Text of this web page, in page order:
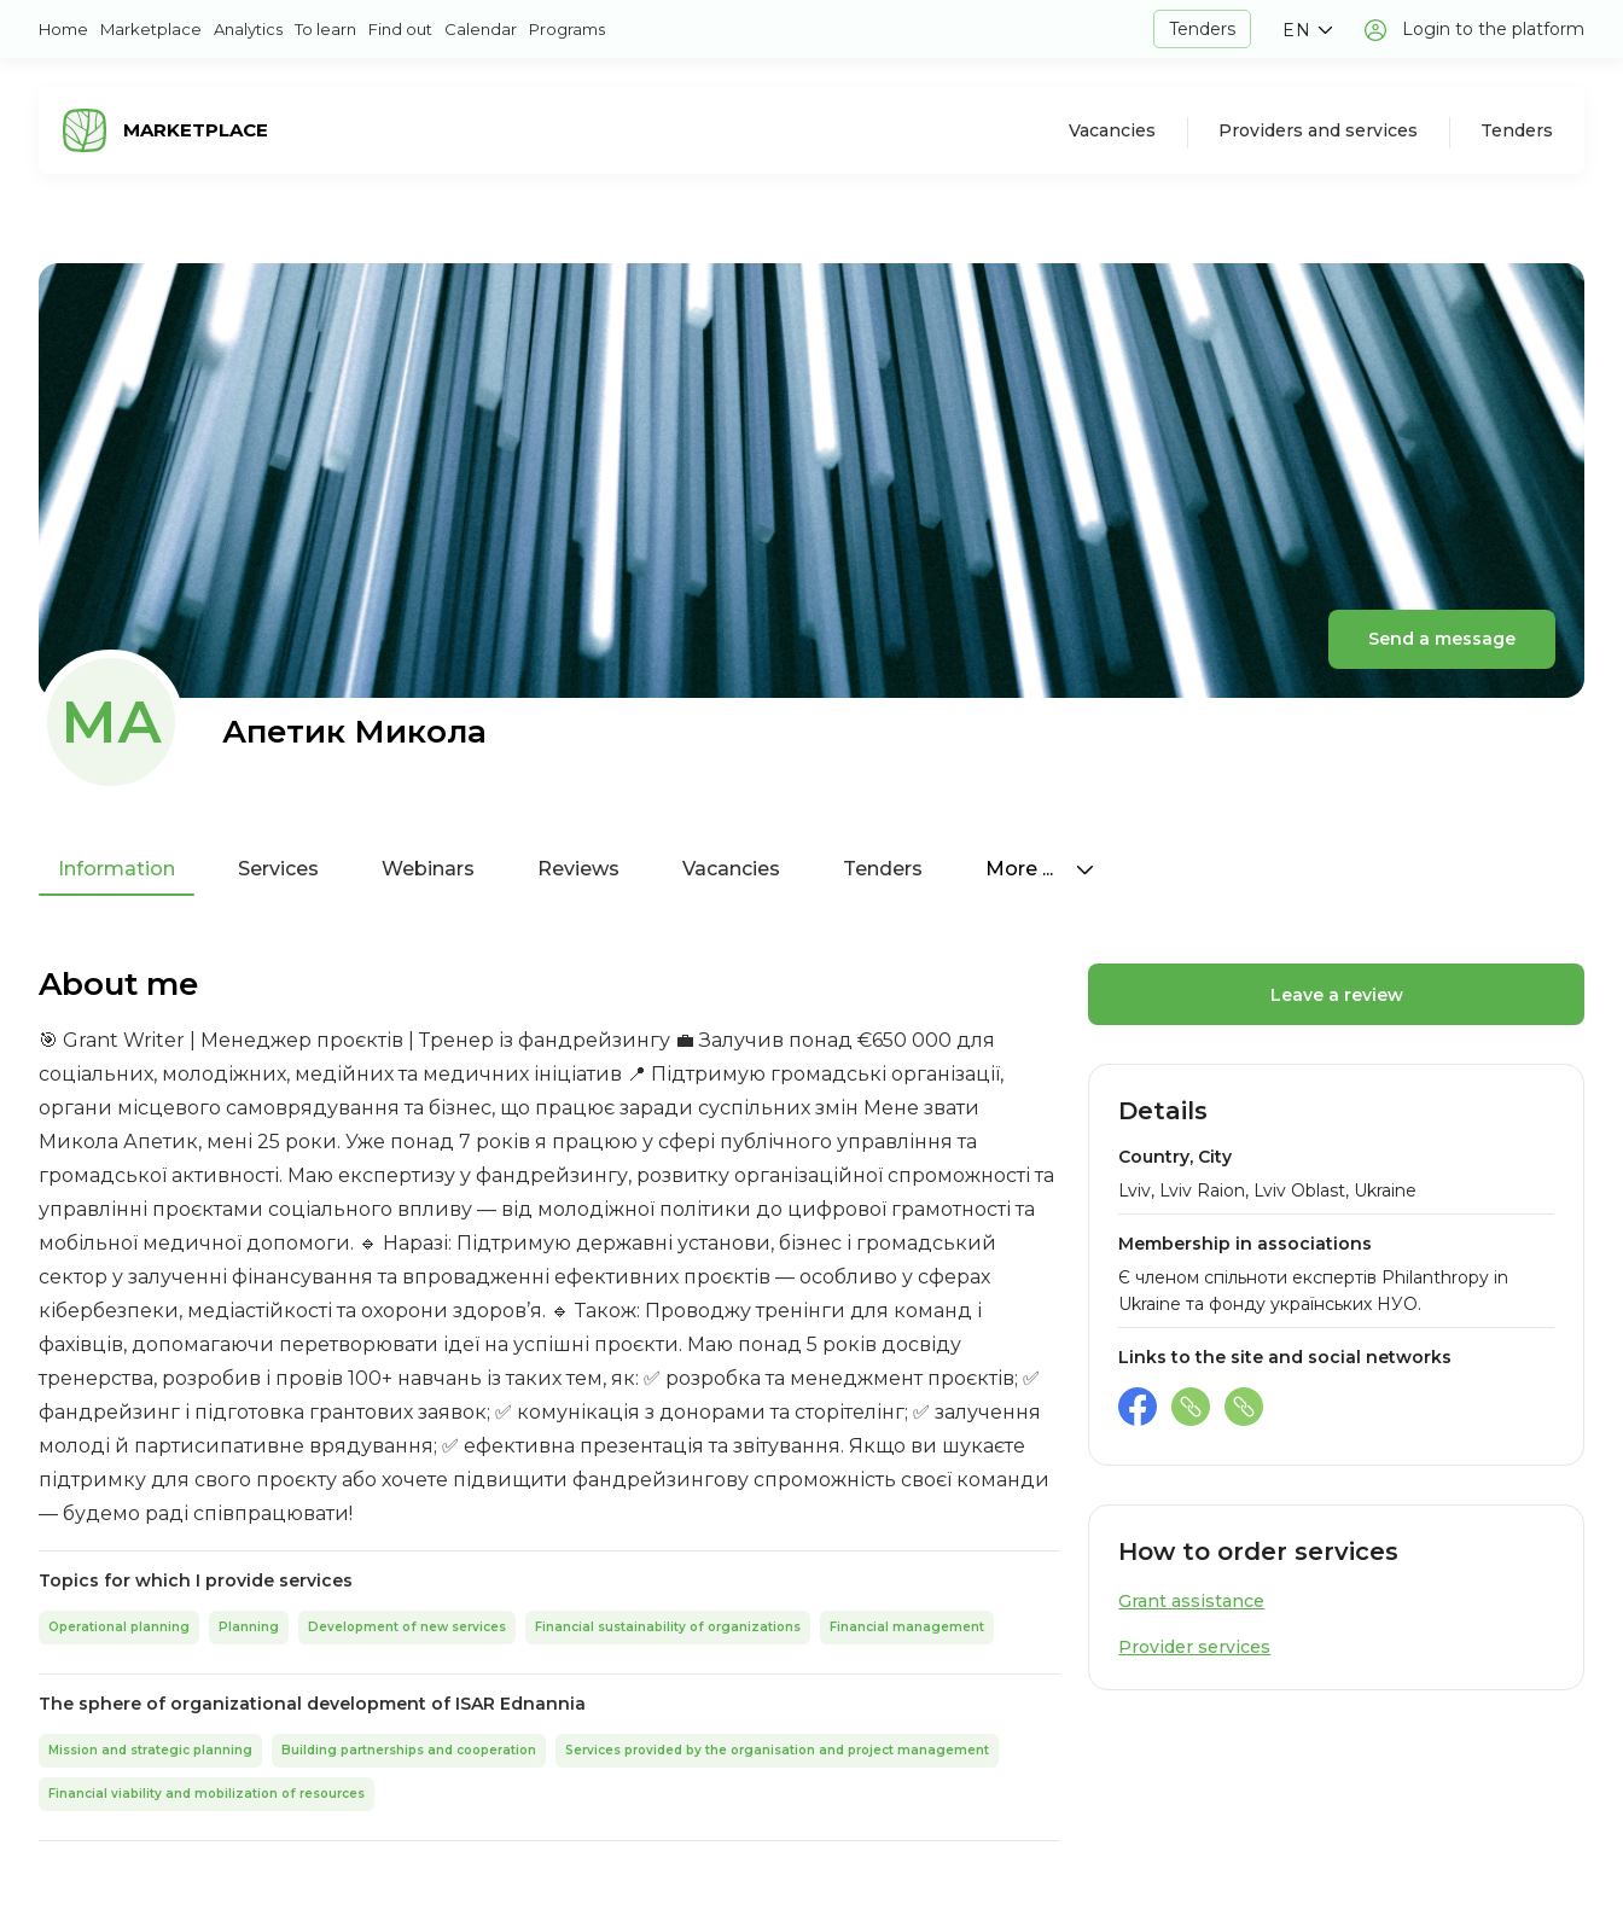
Home Marketplace Analytics To learn Find out Calendar Programs Tenders EN Login to the platform
MARKETPLACE Vacancies Providers and services Tenders
Send a message
МА Апетик Микола
Information Services Webinars Reviews Vacancies Tenders More ...
About me
🎯 Grant Writer | Менеджер проєктів | Тренер із фандрейзингу 💼 Залучив понад €650 000 для
соціальних, молодіжних, медійних та медичних ініціатив 📍 Підтримую громадські організації,
органи місцевого самоврядування та бізнес, що працює заради суспільних змін Мене звати
Микола Апетик, мені 25 роки. Уже понад 7 років я працюю у сфері публічного управління та
громадської активності. Маю експертизу у фандрейзингу, розвитку організаційної спроможності та
управлінні проєктами соціального впливу — від молодіжної політики до цифрової грамотності та
мобільної медичної допомоги. 🔹 Наразі: Підтримую державні установи, бізнес і громадський
сектор у залученні фінансування та впровадженні ефективних проєктів — особливо у сферах
кібербезпеки, медіастійкості та охорони здоров’я. 🔹 Також: Проводжу тренінги для команд і
фахівців, допомагаючи перетворювати ідеї на успішні проєкти. Маю понад 5 років досвіду
тренерства, розробив і провів 100+ навчань із таких тем, як: ✅ розробка та менеджмент проєктів; ✅
фандрейзинг і підготовка грантових заявок; ✅ комунікація з донорами та сторітелінг; ✅ залучення
молоді й партисипативне врядування; ✅ ефективна презентація та звітування. Якщо ви шукаєте
підтримку для свого проєкту або хочете підвищити фандрейзингову спроможність своєї команди
— будемо раді співпрацювати!
Topics for which I provide services
Operational planning Planning Development of new services Financial sustainability of organizations Financial management
The sphere of organizational development of ISAR Ednannia
Mission and strategic planning Building partnerships and cooperation Services provided by the organisation and project management
Financial viability and mobilization of resources
Leave a review
Details
Country, City
Lviv, Lviv Raion, Lviv Oblast, Ukraine
Membership in associations
Є членом спільноти експертів Philanthropy in
Ukraine та фонду українських НУО.
Links to the site and social networks
How to order services
Grant assistance
Provider services